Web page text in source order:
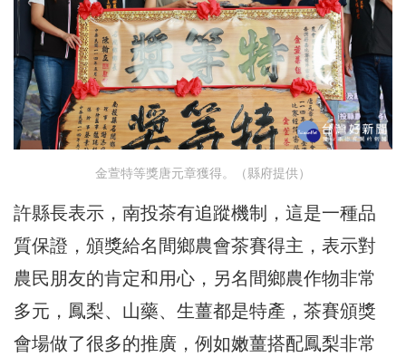
金萱特等獎唐元章獲得。（縣府提供）
許縣長表示，南投茶有追蹤機制，這是一種品
質保證，頒獎給名間鄉農會茶賽得主，表示對
農民朋友的肯定和用心，另名間鄉農作物非常
多元，鳳梨、山藥、生薑都是特產，茶賽頒獎
會場做了很多的推廣，例如嫩薑搭配鳳梨非常